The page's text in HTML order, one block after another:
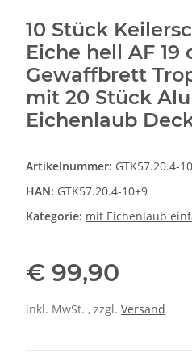
10 Stück
Eiche hell AF
Gewaffbrett
mit 20 Stück
Eichenlaub
Artikelnummer: GTK57.20.4-
HAN: GTK57.20.4-10+9
Kategorie: mit Eichenlaub
€ 99,90
inkl. MwSt. , zzgl. Versand